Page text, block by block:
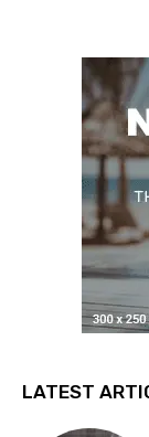
LATEST